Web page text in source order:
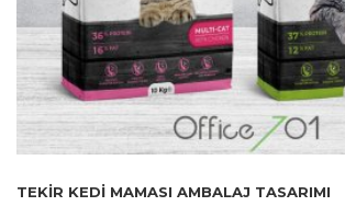
TEKIR KEDI MAMASI AMBALAJ TASARIMI